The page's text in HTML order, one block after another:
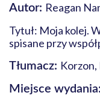
Autor: Reagan
Tytuł: Moja kolej.
spisane przy
Tłumacz: Korzon,
Miejsce wydania: